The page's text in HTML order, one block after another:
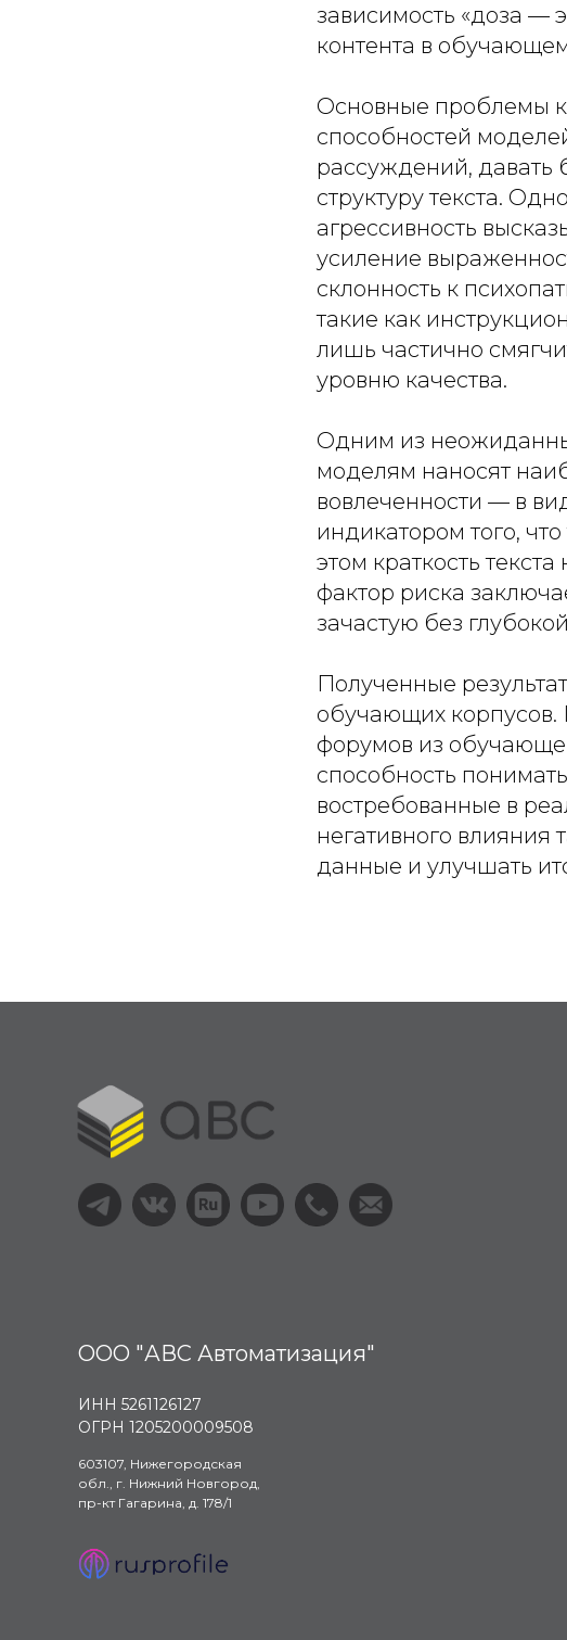
зависимость «доза —
контента в
Основные проблемы
способностей
рассуждений, давать
структуру текста.
агрессивность
усиление
склонность к
такие как
лишь частично
уровню качества.
Одним из
моделям наносят
вовлеченности — в
индикатором того,
этом краткость
фактор риска
зачастую без
Полученные
обучающих корпусов.
форумов из
способность
востребованные в
негативного влияния
данные и улучшать
ИНН 5261126127
ОГРН 1205200009508
ООО "АВС Автоматизация"
603107, Нижегородская
обл., г. Нижний Новгород,
пр-кт Гагарина, д. 178/1